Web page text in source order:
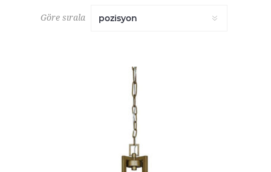
Göre sırala